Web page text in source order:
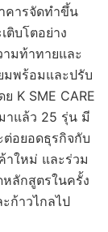
คารจัดทำขึ้น
ติบโตอย่าง
มท้าทายและ
มพร้อมและปรับ
K SME CARE
าแล้ว 25 รุ่น มี
ต่อยอดธุรกิจกับ
าใหม่ และร่วม
ลักสูตรในครั้ง
ก้าวไกลไป